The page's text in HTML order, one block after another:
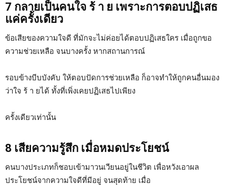
7 กลายเป็นคนใจ ร้ า ย เพราะการตอบปฏิเสธ
แค่ครั้งเดียว
ข้อเสียของความใจดี ที่มักจะไม่ค่อยได้ตอบปฏิเสธใคร เมื่อถูกขอ
ความช่วยเหลือ จนบางครั้ง หากสถานการณ์
รอบข้างบีบบังคับ ให้ตอบปัดการช่วยเหลือ ก็อาจทำให้ถูกคนอื่นมอง
ว่าใจ ร้ า ยได้ ทั้งที่เพิ่งเคยปฏิเสธไปเพียง
ครั้งเดียวเท่านั้น
8 เสียความรู้สึก เมื่อหมดประโยชน์
คนบางประเภทก็ชอบเข้ามาวนเวียนอยู่ในชีวิต เพื่อหวังเอาผล
ประโยชน์จากความใจดีที่มีอยู่ จนสุดท้าย เมื่อ